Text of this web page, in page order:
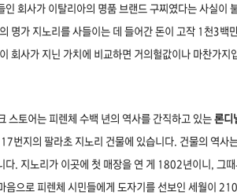
인 회사가 이탈리아의 명품 브랜드 구찌였다는 사실이
명가 지노리 를 사들이는 데 들어간 돈이 고작 1천3백
회사가 지닌 가치에 비교하면 거의 헐값이나 마찬가지
스토어는 피렌체 수백 년의 역사를 간직하고 있는론디
17번지의 팔라초 지노리 건물에 있습니다. 건물의 역사
. 지노리가 이 곳에 첫 매장을 연 게 1802년이니, 그
음으로 피렌체 시민들에게 도자기 를 선보인 세월이